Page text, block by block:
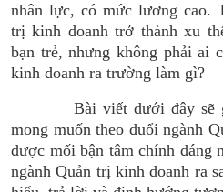
nhân lực, có mức lương cao.
trị kinh doanh trở thành xu
bạn trẻ, nhưng không phải ai
kinh doanh ra trường làm gì?
Bài viết dưới đây sẽ
mong muốn theo đuổi ngành
được mối bận tâm chính đáng
ngành Quản trị kinh doanh ra